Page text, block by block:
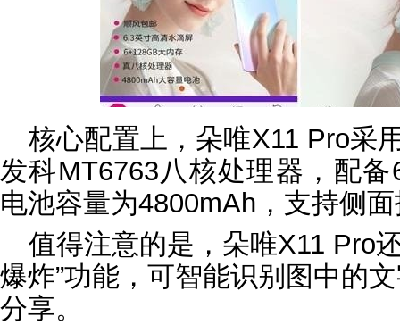
核心配置上，朵唯X11 Pro采
发科MT6763八核处理器，配
电池容量为4800mAh，支持侧
值得注意的是，朵唯X11 Pro
爆炸”功能，可智能识别图中的
分享。